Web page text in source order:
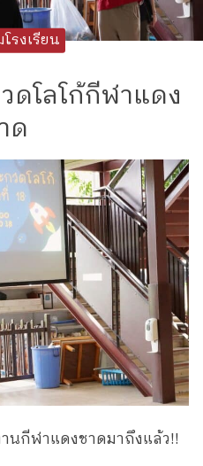
รงเรียน
โลโก้กีฬาแดง
ด
นกีฬาแดงชาดมาถึงแล้ว!!